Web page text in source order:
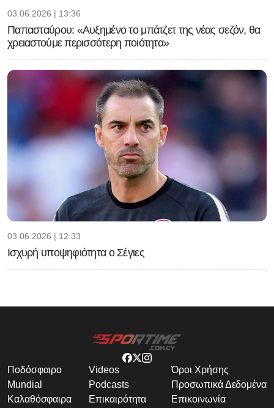
03.06.2026 | 13:36
Παπασταύρου: «Αυξημένο το μπάτζετ της νέας σεζόν, θα
χρειαστούμε περισσότερη ποιότητα»
03.06.2026 | 12:33
Ισχυρή υποψηφιότητα ο Σέγιες
Ποδόσφαιρο
Mundial
Καλαθόσφαιρα
Videos
Podcasts
Επικαιρότητα
Όροι Χρήσης
Προσωπικά Δεδομένα
Επικοινωνία